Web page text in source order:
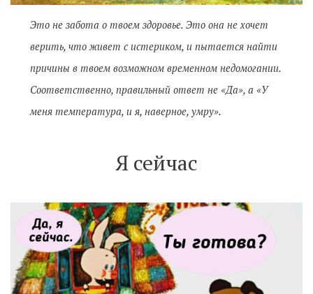
Это не забота о твоем здоровье. Это она не хочет
верить, что живет с истериком, и пытается найти
причины в твоем возможном временном недомогании.
Соответственно, правильный ответ не «Да», а «У
меня температура, и я, наверное, умру».
Я сейчас